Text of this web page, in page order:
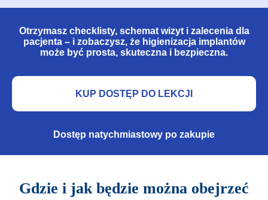
Otrzymasz checklisty, schemat wizyt i zalecenia dla
pacjenta – i zobaczysz, że higienizacja implantów
może być prosta, skuteczna i bezpieczna.
KUP DOSTĘP DO LEKCJI
Dostęp natychmiastowy po zakupie
Gdzie i jak będzie można obejrzeć